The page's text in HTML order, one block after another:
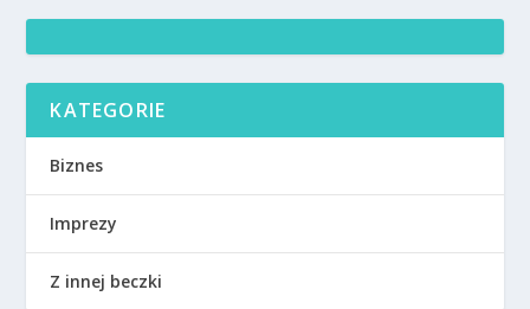
KATEGORIE
Biznes
Imprezy
Z innej beczki